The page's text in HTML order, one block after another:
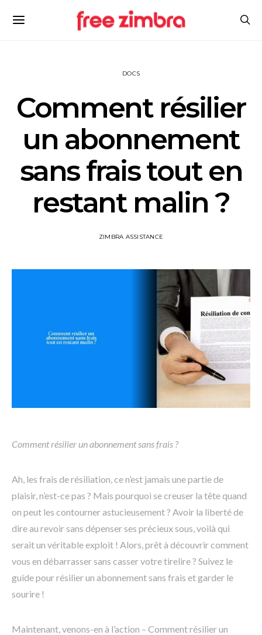
DOCS
Comment résilier
un abonnement
sans frais tout en
restant malin ?
ZIMBRA ASSISTANCE
Comment résilier un abonnement sans frais ?
Ah, les frais de résiliation, ce n’est jamais une partie de
plaisir, n’est-ce pas ? Mais pourquoi se creuser la tête quand
on peut les contourner astucieusement ? Avoir la liberté de
dire au revoir sans dépenser ses précieux sous, voilà qui
serait un véritable exploit ! Alors, prêt à découvrir comment
vous en débarrasser sans casser votre tirelire ? Suivez le
guide pour résilier un abonnement sans frais et garder le
sourire !
Maintenant, venons-en à l’action – Comment résilier un